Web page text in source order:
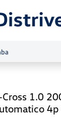
1.0